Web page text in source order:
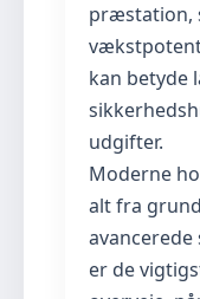
præstation,
kan betyde
udgifter.
Moderne
alt fra
er de